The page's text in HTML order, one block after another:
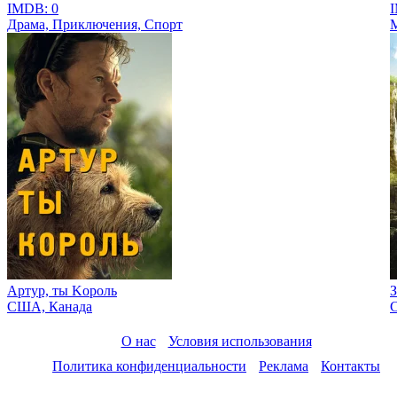
IMDB: 0
Драма, Приключения, Спорт
Артур, ты Kороль
США, Канада
О нас
Условия использования
Политика конфиденциальности
Реклама Контакты